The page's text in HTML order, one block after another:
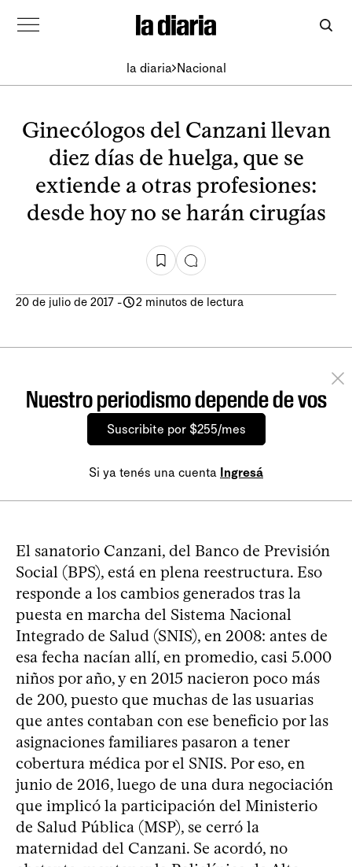
la diaria Nacional
Ginecólogos del Canzani llevan
diez días de huelga, que se
extiende a otras profesiones:
desde hoy no se harán cirugías
20 de julio de 2017 - 2 minutos de lectura
Nuestro periodismo depende de vos
Suscribite por $255/mes
Si ya tenés una cuenta Ingresá
El sanatorio Canzani, del Banco de Previsión
Social (BPS), está en plena reestructura. Eso
responde a los cambios generados tras la
puesta en marcha del Sistema Nacional
Integrado de Salud (SNIS), en 2008: antes de
esa fecha nacían allí, en promedio, casi 5.000
niños por año, y en 2015 nacieron poco más
de 200, puesto que muchas de las usuarias
que antes contaban con ese beneficio por las
asignaciones familiares pasaron a tener
cobertura médica por el SNIS. Por eso, en
junio de 2016, luego de una dura negociación
que implicó la participación del Ministerio
de Salud Pública (MSP), se cerró la
maternidad del Canzani. Se acordó, no